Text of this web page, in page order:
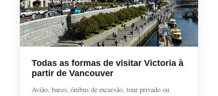
Todas as formas de visitar Victoria à
partir de Vancouver
Avião, barco, ônibus de excursão, tour privado ou